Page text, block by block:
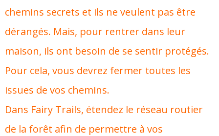
chemins secrets et ils ne veulent pas être
dérangés. Mais, pour rentrer dans leur
maison, ils ont besoin de se sentir protégés.
Pour cela, vous devrez fermer toutes les
issues de vos chemins.
Dans Fairy Trails, étendez le réseau routier
de la forêt afin de permettre à vos